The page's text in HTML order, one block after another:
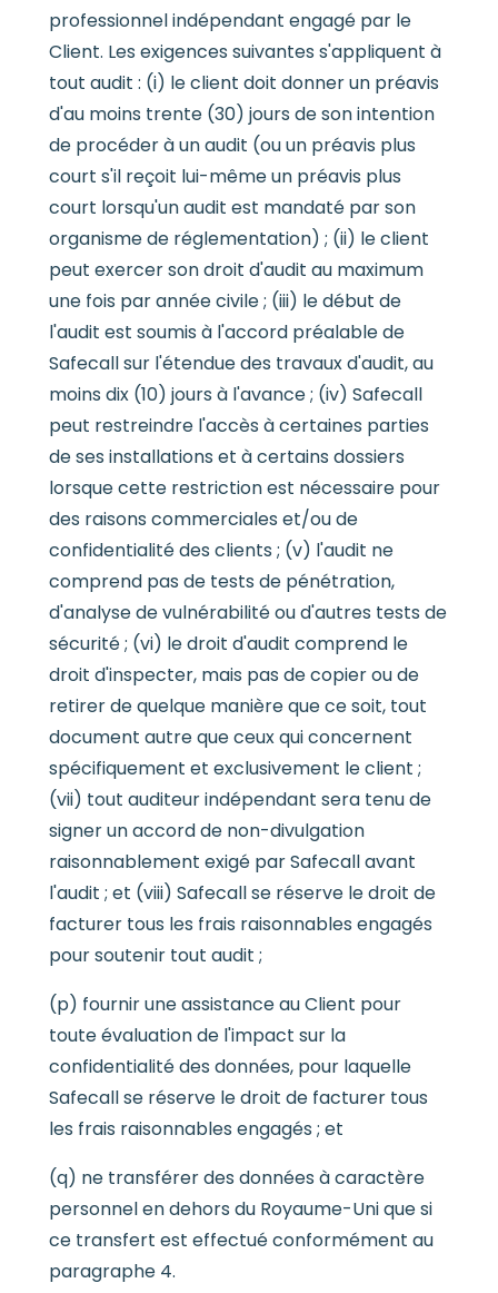
professionnel indépendant engagé par le
Client. Les exigences suivantes s'appliquent à
tout audit : (i) le client doit donner un préavis
d'au moins trente (30) jours de son intention
de procéder à un audit (ou un préavis plus
court s'il reçoit lui-même un préavis plus
court lorsqu'un audit est mandaté par son
organisme de réglementation) ; (ii) le client
peut exercer son droit d'audit au maximum
une fois par année civile ; (iii) le début de
l'audit est soumis à l'accord préalable de
Safecall sur l'étendue des travaux d'audit, au
moins dix (10) jours à l'avance ; (iv) Safecall
peut restreindre l'accès à certaines parties
de ses installations et à certains dossiers
lorsque cette restriction est nécessaire pour
des raisons commerciales et/ou de
confidentialité des clients ; (v) l'audit ne
comprend pas de tests de pénétration,
d'analyse de vulnérabilité ou d'autres tests de
sécurité ; (vi) le droit d'audit comprend le
droit d'inspecter, mais pas de copier ou de
retirer de quelque manière que ce soit, tout
document autre que ceux qui concernent
spécifiquement et exclusivement le client ;
(vii) tout auditeur indépendant sera tenu de
signer un accord de non-divulgation
raisonnablement exigé par Safecall avant
l'audit ; et (viii) Safecall se réserve le droit de
facturer tous les frais raisonnables engagés
pour soutenir tout audit ;
(p) fournir une assistance au Client pour
toute évaluation de l'impact sur la
confidentialité des données, pour laquelle
Safecall se réserve le droit de facturer tous
les frais raisonnables engagés ; et
(q) ne transférer des données à caractère
personnel en dehors du Royaume-Uni que si
ce transfert est effectué conformément au
paragraphe 4.